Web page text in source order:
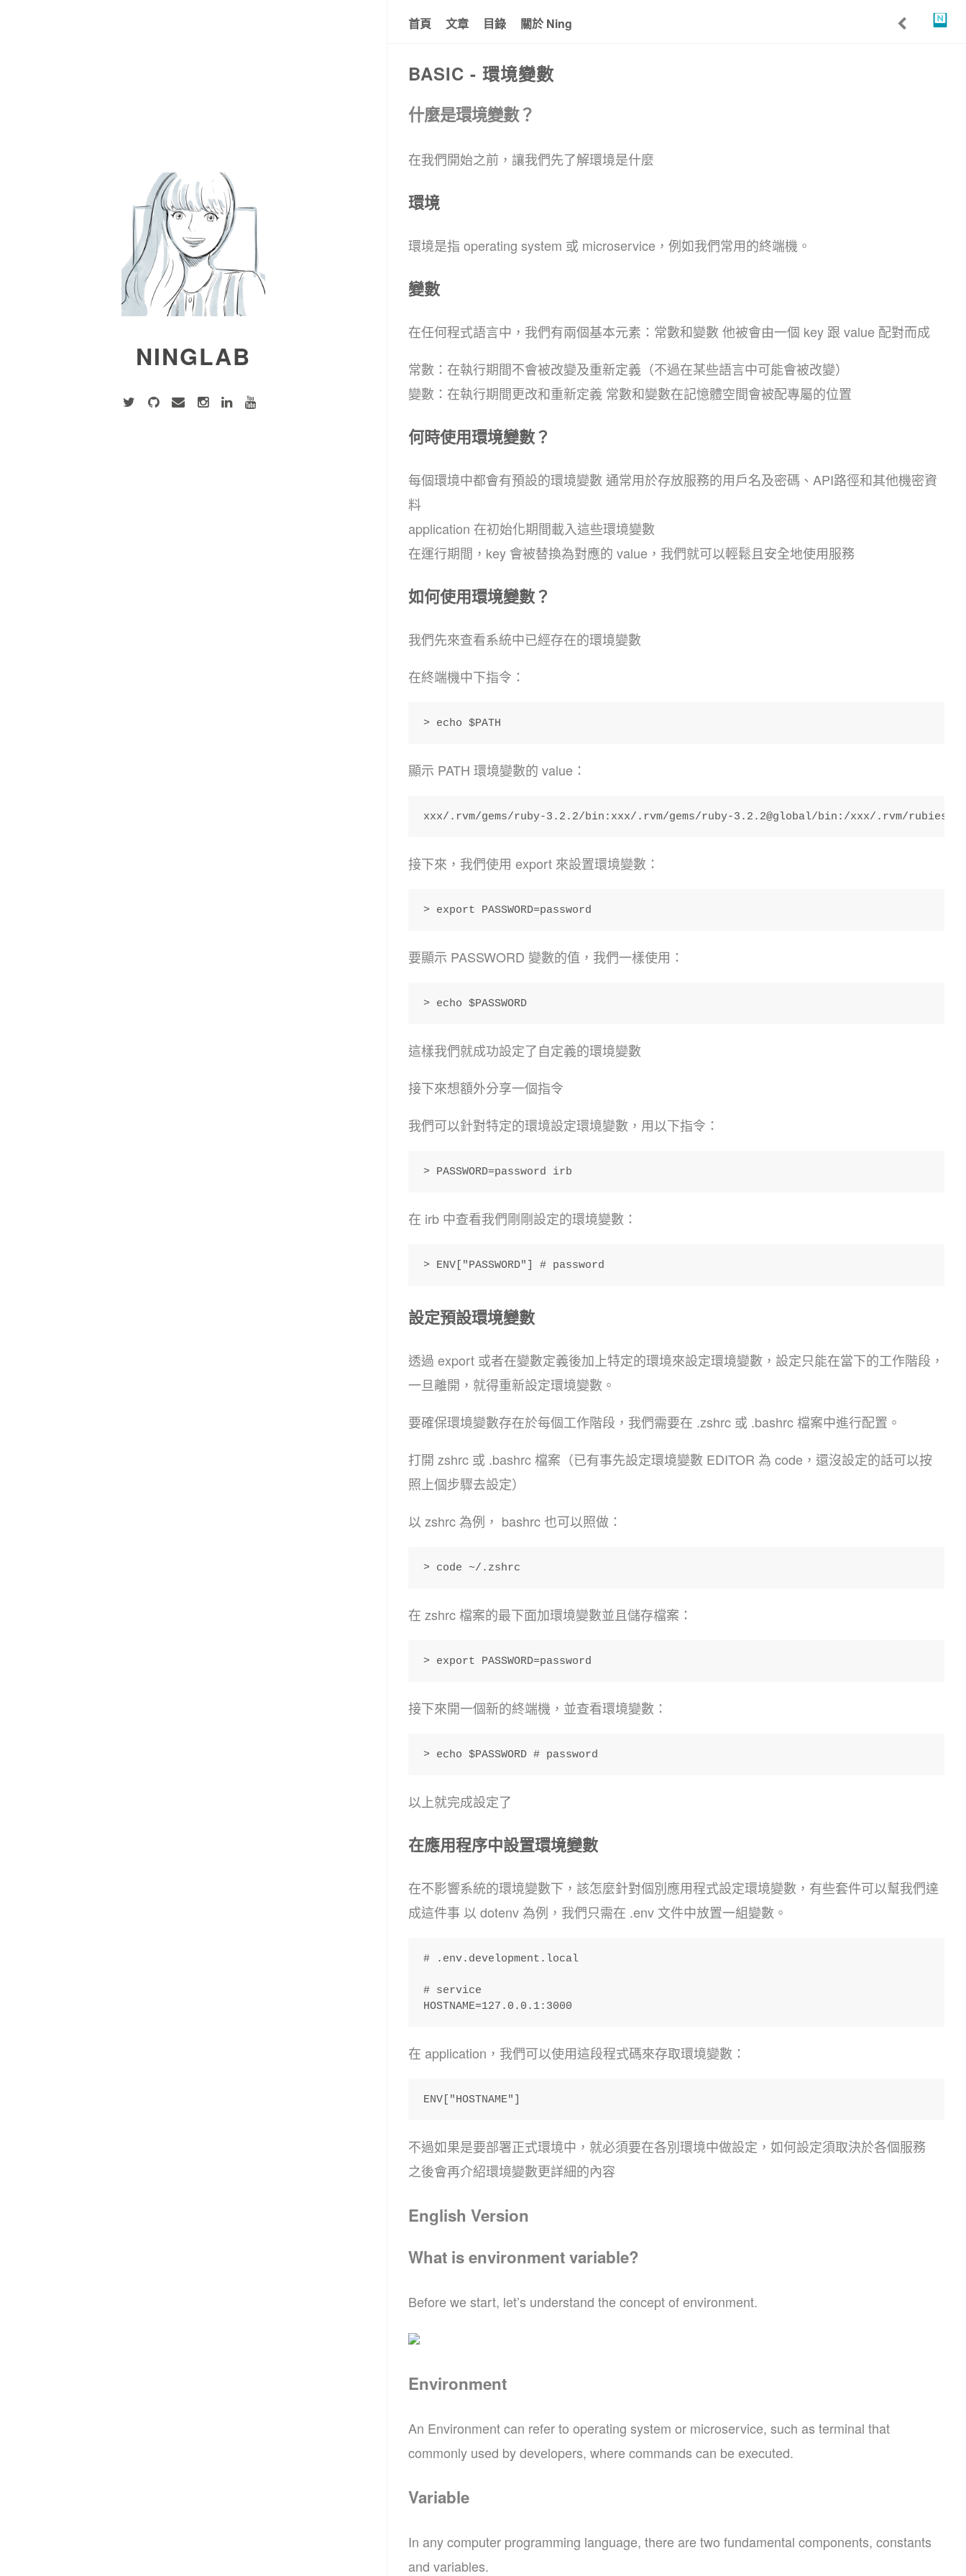
NINGLAB
首頁 文章 目錄 關於 Ning
BASIC - 環境變數
什麼是環境變數？
在我們開始之前，讓我們先了解環境是什麼
環境
環境是指 operating system 或 microservice，例如我們常用的終端機。
變數
在任何程式語言中，我們有兩個基本元素：常數和變數 他被會由一個 key 跟 value 配對而成
常數：在執行期間不會被改變及重新定義（不過在某些語言中可能會被改變）
變數：在執行期間更改和重新定義 常數和變數在記憶體空間會被配專屬的位置
何時使用環境變數？
每個環境中都會有預設的環境變數 通常用於存放服務的用戶名及密碼、API路徑和其他機密資
料
application 在初始化期間載入這些環境變數
在運行期間，key 會被替換為對應的 value，我們就可以輕鬆且安全地使用服務
如何使用環境變數？
我們先來查看系統中已經存在的環境變數
在終端機中下指令：
> echo $PATH
顯示 PATH 環境變數的 value：
xxx/.rvm/gems/ruby-3.2.2/bin:xxx/.rvm/gems/ruby-3.2.2@global/bin:/xxx/.rvm/
接下來，我們使用 export 來設置環境變數：
> export PASSWORD=password
要顯示 PASSWORD 變數的值，我們一樣使用：
> echo $PASSWORD
這樣我們就成功設定了自定義的環境變數
接下來想額外分享一個指令
我們可以針對特定的環境設定環境變數，用以下指令：
> PASSWORD=password irb
在 irb 中查看我們剛剛設定的環境變數：
> ENV["PASSWORD"] # password
設定預設環境變數
透過 export 或者在變數定義後加上特定的環境來設定環境變數，設定只能在當下的工作階段，
一旦離開，就得重新設定環境變數。
要確保環境變數存在於每個工作階段，我們需要在 .zshrc 或 .bashrc 檔案中進行配置。
打開 zshrc 或 .bashrc 檔案（已有事先設定環境變數 EDITOR 為 code，還沒設定的話可以按
照上個步驟去設定）
以 zshrc 為例， bashrc 也可以照做：
> code ~/.zshrc
在 zshrc 檔案的最下面加環境變數並且儲存檔案：
> export PASSWORD=password
接下來開一個新的終端機，並查看環境變數：
> echo $PASSWORD # password
以上就完成設定了
在應用程序中設置環境變數
在不影響系統的環境變數下，該怎麼針對個別應用程式設定環境變數，有些套件可以幫我們達
成這件事 以 dotenv 為例，我們只需在 .env 文件中放置一組變數。
# .env.development.local
# service
HOSTNAME=127.0.0.1:3000
在 application，我們可以使用這段程式碼來存取環境變數：
ENV["HOSTNAME"]
不過如果是要部署正式環境中，就必須要在各別環境中做設定，如何設定須取決於各個服務
之後會再介紹環境變數更詳細的內容
English Version
What is environment variable?
Before we start, let’s understand the concept of environment.
Environment
An Environment can refer to operating system or microservice, such as terminal that
commonly used by developers, where commands can be executed.
Variable
In any computer programming language, there are two fundamental components, constants
and variables.